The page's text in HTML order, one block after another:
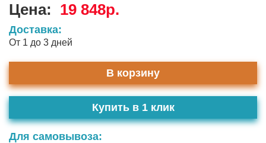
Цена: 19 848р.
Доставка:
От 1 до 3 дней
В корзину
Для самовывоза:
Купить в 1 клик